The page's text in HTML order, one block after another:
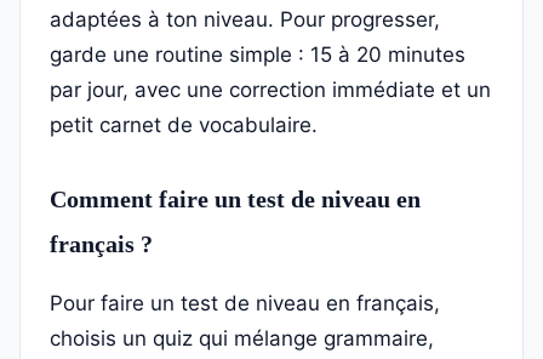
adaptées à ton niveau. Pour progresser,
garde une routine simple : 15 à 20 minutes
par jour, avec une correction immédiate et un
petit carnet de vocabulaire.
Comment faire un test de niveau en
français ?
Pour faire un test de niveau en français,
choisis un quiz qui mélange grammaire,